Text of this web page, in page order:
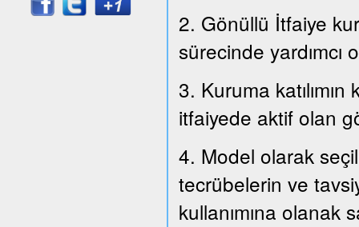
2. Gönüllü İtfaiye
sürecinde
3. Kuruma katılımın
itfaiyede aktif olan
4. Model olarak
tecrübelerin ve
kullanımına olanak